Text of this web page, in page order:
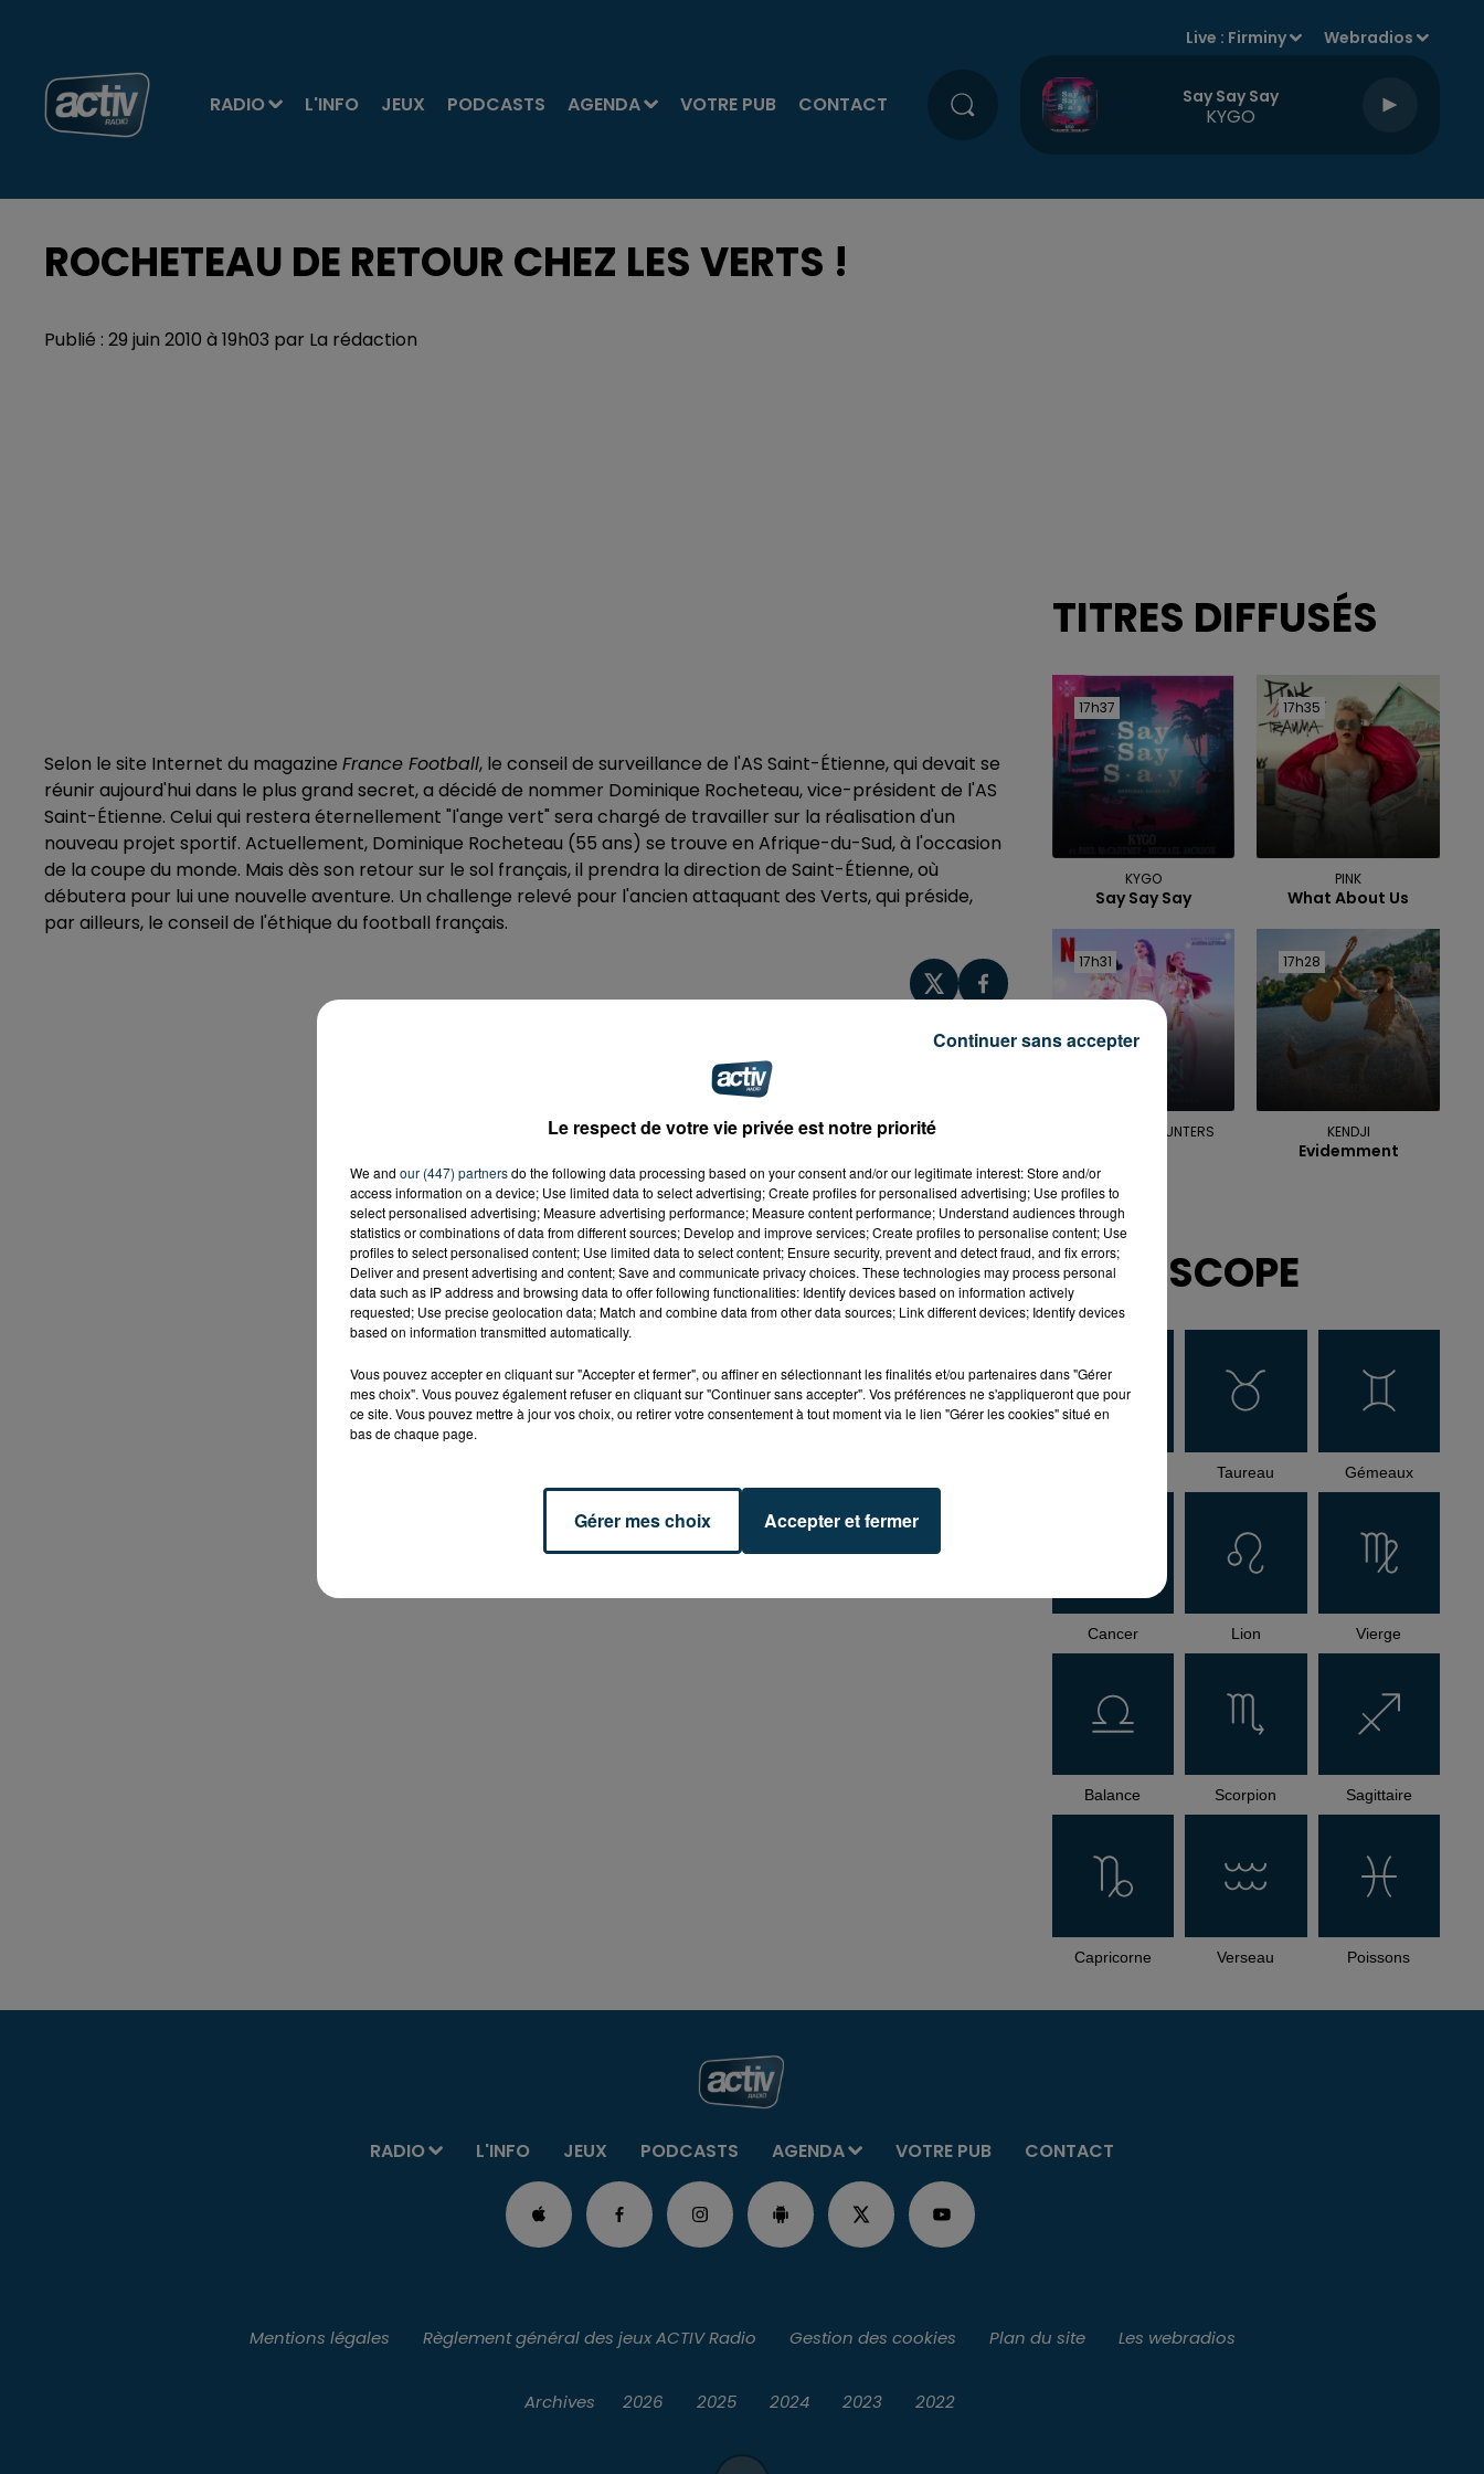
RADIO L'INFO JEUX PODCASTS AGENDA VOTRE PUB CONTACT
Live : Firminy Webradios
Say Say Say
KYGO
ROCHETEAU DE RETOUR CHEZ LES VERTS !
Publié : 29 juin 2010 à 19h03 par La rédaction
Selon le site Internet du magazine France Football, le conseil de surveillance de l'AS Saint-Étienne, qui devait se
réunir aujourd'hui dans le plus grand secret, a décidé de nommer Dominique Rocheteau, vice-président de l'AS
Saint-Étienne. Celui qui restera éternellement "l'ange vert" sera chargé de travailler sur la réalisation d'un
nouveau projet sportif. Actuellement, Dominique Rocheteau (55 ans) se trouve en Afrique-du-Sud, à l'occasion
de la coupe du monde. Mais dès son retour sur le sol français, il prendra la direction de Saint-Étienne, où
débutera pour lui une nouvelle aventure. Un challenge relevé pour l'ancien attaquant des Verts, qui préside,
par ailleurs, le conseil de l'éthique du football français.
TITRES DIFFUSÉS
17h37
17h37
KYGO
Say Say Say
17h35
17h35
PINK
What About Us
17h31
17h31
KPOP DEMON HUNTERS
17h28
17h28
KENDJI
Evidemment
HOROSCOPE
Taureau Gémeaux
Cancer Lion Vierge
Balance Scorpion Sagittaire
Capricorne Verseau Poissons
RADIO L'INFO JEUX PODCASTS AGENDA VOTRE PUB CONTACT
Mentions légales Règlement général des jeux ACTIV Radio Gestion des cookies Plan du site Les webradios
Archives 2026 2025 2024 2023 2022
Le respect de votre vie privée est notre priorité
We and our (447) partnersdo the following data processing based on your consent and/or our legitimate interest: Store and/or
access information on a device; Use limited data to select advertising; Create profiles for personalised advertising; Use profiles to
select personalised advertising; Measure advertising performance; Measure content performance; Understand audiences through
statistics or combinations of data from different sources; Develop and improve services; Create profiles to personalise content; Use
profiles to select personalised content; Use limited data to select content; Ensure security, prevent and detect fraud, and fix errors;
Deliver and present advertising and content; Save and communicate privacy choices. These technologies may process personal
data such as IP address and browsing data to offer following functionalities: Identify devices based on information actively
requested; Use precise geolocation data; Match and combine data from other data sources; Link different devices; Identify devices
based on information transmitted automatically.
Vous pouvez accepter en cliquant sur "Accepter et fermer", ou affiner en sélectionnant les finalités et/ou partenaires dans "Gérer
mes choix". Vous pouvez également refuser en cliquant sur "Continuer sans accepter". Vos préférences ne s'appliqueront que pour
ce site. Vous pouvez mettre à jour vos choix, ou retirer votre consentement à tout moment via le lien "Gérer les cookies" situé en
bas de chaque page.
Gérer mes choix Accepter et fermer
Continuer sans accepter